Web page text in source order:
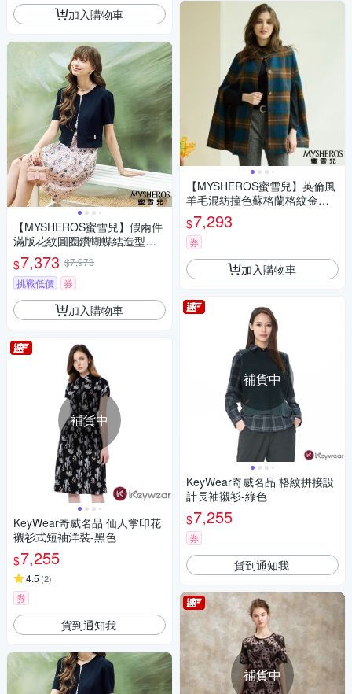
加入購物車
【MYSHEROS蜜雪兒】假兩件
滿版花紋圓圈鑽蝴蝶結造型洋
裝-粉
$7,373 $7,973
挑戰低價
券
加入購物車
補貨中
KeyWear奇威名品 仙人掌印花
襯衫式短袖洋裝-黑色
$7,255
4.5 (2)
券
貨到通知我
【MYSHEROS蜜雪兒】英倫風
羊毛混紡撞色蘇格蘭格紋金黑
雙色釦斗篷外套-藍
$7,293
券
加入購物車
補貨中
KeyWear奇威名品 格紋拼接設
計長袖襯衫-綠色
$7,255
券
貨到通知我
補貨中